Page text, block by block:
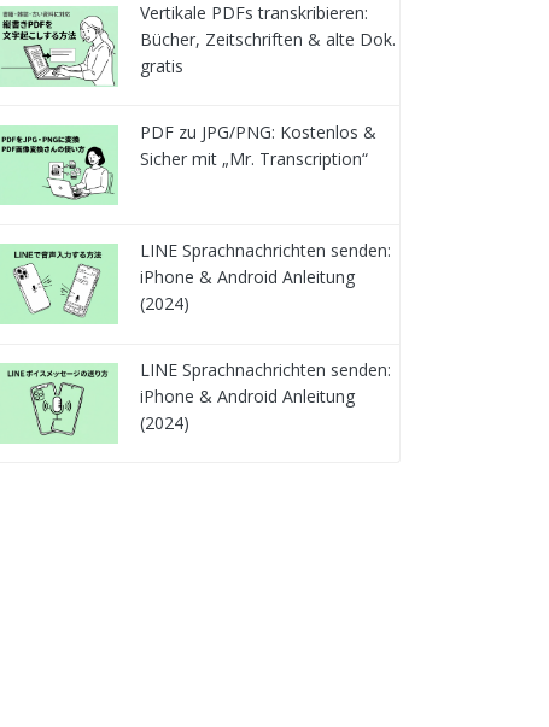
Vertikale PDFs transkribieren:
Bücher, Zeitschriften & alte Dok.
gratis
PDF zu JPG/PNG: Kostenlos &
Sicher mit „Mr. Transcription“
LINE Sprachnachrichten senden:
iPhone & Android Anleitung
(2024)
LINE Sprachnachrichten senden:
iPhone & Android Anleitung
(2024)